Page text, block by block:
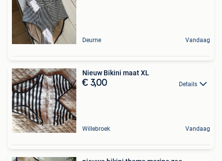
Deurne Vandaag
Nieuw Bikini maat XL
€ 3,00 Details
Willebroek Vandaag